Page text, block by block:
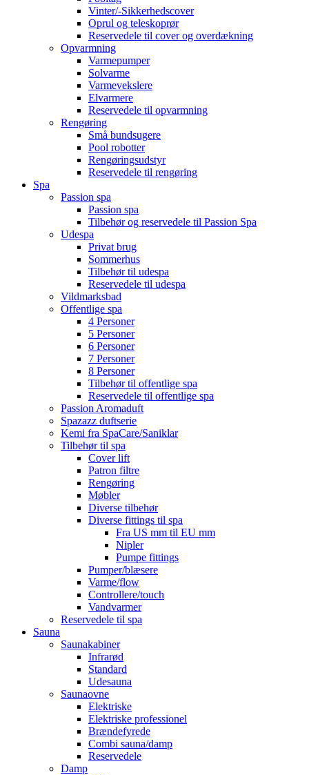
Vinter/-Sikkerhedscover
Oprul og teleskoprør
Reservedele til cover og overdækning
Opvarmning
Varmepumper
Solvarme
Varmevekslere
Elvarmere
Reservedele til opvarmning
Rengøring
Små bundsugere
Pool robotter
Rengøringsudstyr
Reservedele til rengøring
Spa
Passion spa
Passion spa
Tilbehør og reservedele til Passion Spa
Udespa
Privat brug
Sommerhus
Tilbehør til udespa
Reservedele til udespa
Vildmarksbad
Offentlige spa
4 Personer
5 Personer
6 Personer
7 Personer
8 Personer
Tilbehør til offentlige spa
Reservedele til offentlige spa
Passion Aromaduft
Spazazz duftserie
Kemi fra SpaCare/Saniklar
Tilbehør til spa
Cover lift
Patron filtre
Rengøring
Møbler
Diverse tilbehør
Diverse fittings til spa
Fra US mm til EU mm
Nipler
Pumpe fittings
Pumper/blæsere
Varme/flow
Controllere/touch
Vandvarmer
Reservedele til spa
Sauna
Saunakabiner
Infrarød
Standard
Udesauna
Saunaovne
Elektriske
Elektriske professionel
Brændefyrede
Combi sauna/damp
Reservedele
Damp